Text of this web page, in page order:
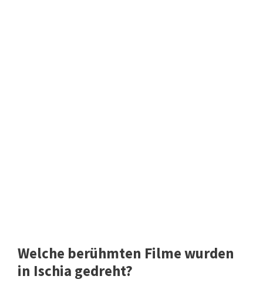
Welche berühmten Filme wurden
in Ischia gedreht?